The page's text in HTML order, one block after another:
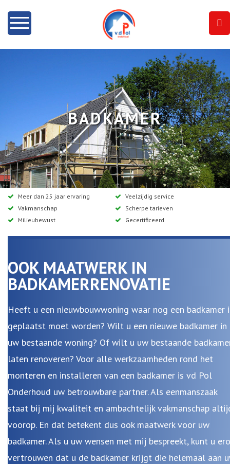
Home
Dakramen
Projecten
Contact
BADKAMER
Meer dan 25 jaar ervaring
Veelzijdig service
Vakmanschap
Scherpe tarieven
Milieubewust
Gecertificeerd
OOK MAATWERK IN
BADKAMERRENOVATIE
Heeft u een nieuwbouwwoning waar nog een badkamer
geplaatst moet worden? Wilt u een nieuwe badkamer in
uw bestaande woning? Of wilt u uw bestaande
laten renoveren? Voor alle werkzaamheden rond het
monteren en installeren van een badkamer is vd Pol
Onderhoud uw betrouwbare partner. Als eenmanszaak
staat bij mij kwaliteit en ambachtelijk vakmanschap
voorop. En dat betekent dus ook maatwerk voor uw
badkamer. Als u uw wensen met mij bespreekt, kunt u
vertrouwen dat u de badkamer krijgt die helemaal aan